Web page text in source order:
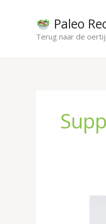
Paleo
Terug naar de